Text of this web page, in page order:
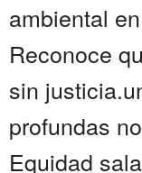
ambiental
Reconoce
sin
profundas
Equidad